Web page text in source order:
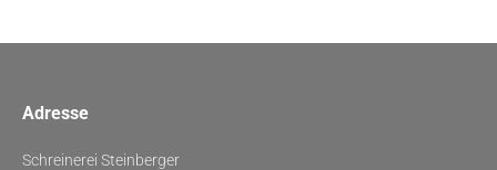
Adresse
Schreinerei Steinberger